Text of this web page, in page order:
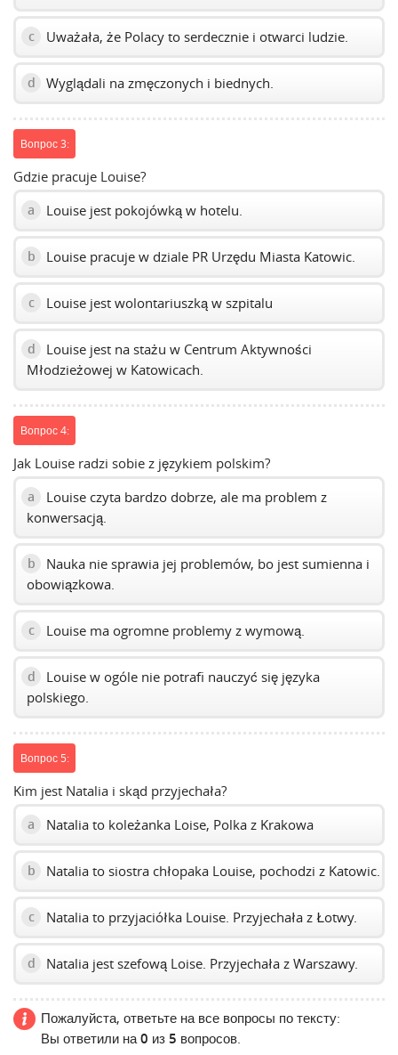
c Uważała, że Polacy to serdecznie i otwarci ludzie.
d Wyglądali na zmęczonych i biednych.
Вопрос 3:
Gdzie pracuje Louise?
a Louise jest pokojówką w hotelu.
b Louise pracuje w dziale PR Urzędu Miasta Katowic.
c Louise jest wolontariuszką w szpitalu
d
Louise jest na stażu w Centrum Aktywności
Młodzieżowej w Katowicach.
Вопрос 4:
Jak Louise radzi sobie z językiem polskim?
a
Louise czyta bardzo dobrze, ale ma problem z
konwersacją.
b
Nauka nie sprawia jej problemów, bo jest sumienna i
obowiązkowa.
c Louise ma ogromne problemy z wymową.
d
Louise w ogóle nie potrafi nauczyć się języka
polskiego.
Вопрос 5:
Kim jest Natalia i skąd przyjechała?
a Natalia to koleżanka Loise, Polka z Krakowa
b Natalia to siostra chłopaka Louise, pochodzi z Katowic.
c Natalia to przyjaciółka Louise. Przyjechała z Łotwy.
d Natalia jest szefową Loise. Przyjechała z Warszawy.
Пожалуйста, ответьте на все вопросы по тексту:
Вы ответили на 0 из 5 вопросов.